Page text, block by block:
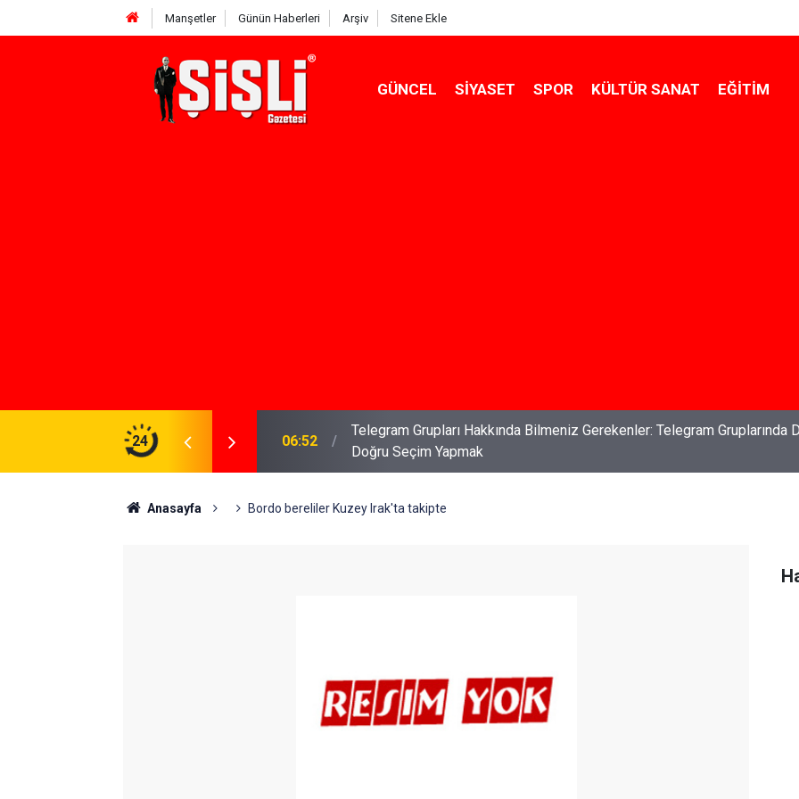
Manşetler Günün Haberleri Arşiv Sitene Ekle
GÜNCEL SIYASET SPOR KÜLTÜR SANAT EĞITIM
24
Gerekenler: Telegram Gruplarında Daha
04:43 İş Davaları: Haklarınızı Bilmek ve Koruma Altına Almak
Anasayfa Bordo bereliler Kuzey Irak'ta takipte